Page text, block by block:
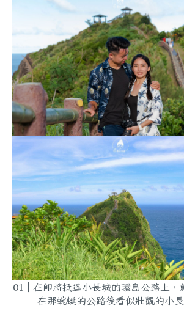
01｜在即將抵達小長城的環島公路上，
在那蜿蜒的公路後看似壯觀的小長